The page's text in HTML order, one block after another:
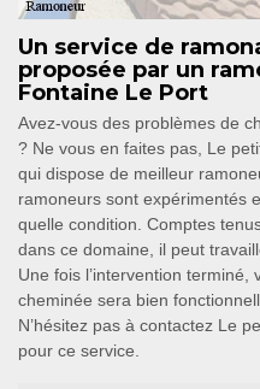
Un service de
proposée par un
Fontaine Le Port
Avez-vous des problèmes de
? Ne vous en faites pas, Le
qui dispose de meilleur
ramoneurs sont expérimentés
quelle condition. Comptes
dans ce domaine, il peut
Une fois l’intervention terminé,
cheminée sera bien
N’hésitez pas à contactez Le
pour ce service.